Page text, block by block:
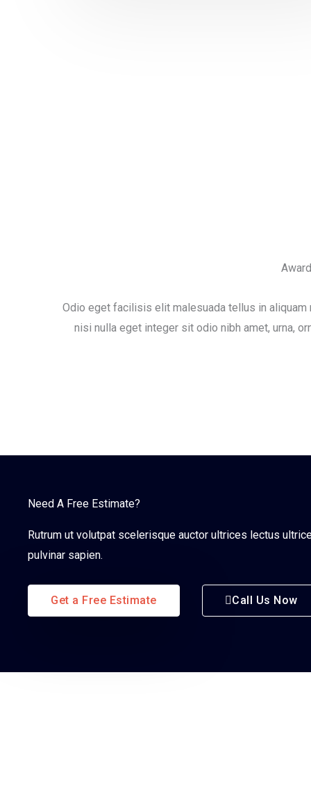
Odio eget facilisis elit malesuada tellus in
nisi nulla eget integer sit odio nibh amet, urna,
Need A Free Estimate?
Rutrum ut volutpat scelerisque auctor ultrices lectus
pulvinar sapien.
Get a Free Estimate Call Us Now